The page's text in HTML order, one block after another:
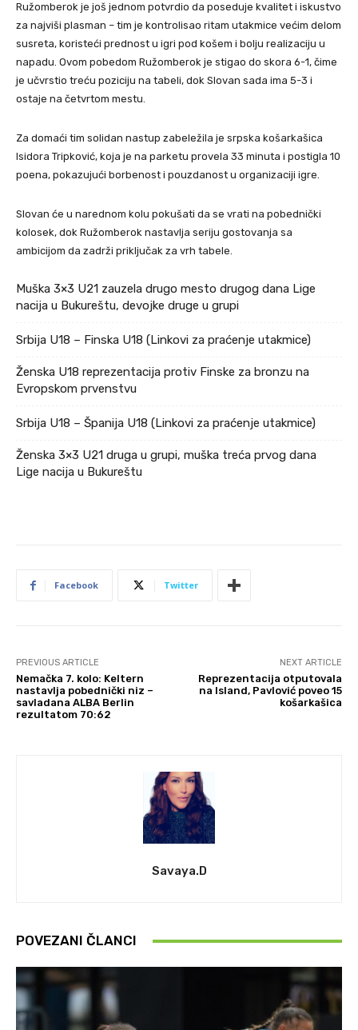
Ružomberok je još jednom potvrdio da poseduje kvalitet i iskustvo
za najviši plasman – tim je kontrolisao ritam utakmice većim delom
susreta, koristeći prednost u igri pod košem i bolju realizaciju u
napadu. Ovom pobedom Ružomberok je stigao do skora 6-1, čime
je učvrstio treću poziciju na tabeli, dok Slovan sada ima 5-3 i
ostaje na četvrtom mestu.
Za domaći tim solidan nastup zabeležila je srpska košarkašica
Isidora Tripković, koja je na parketu provela 33 minuta i postigla 10
poena, pokazujući borbenost i pouzdanost u organizaciji igre.
Slovan će u narednom kolu pokušati da se vrati na pobednički
kolosek, dok Ružomberok nastavlja seriju gostovanja sa
ambicijom da zadrži priključak za vrh tabele.
Muška 3×3 U21 zauzela drugo mesto drugog dana Lige
nacija u Bukureštu, devojke druge u grupi
Srbija U18 – Finska U18 (Linkovi za praćenje utakmice)
Ženska U18 reprezentacija protiv Finske za bronzu na
Evropskom prvenstvu
Srbija U18 – Španija U18 (Linkovi za praćenje utakmice)
Ženska 3×3 U21 druga u grupi, muška treća prvog dana
Lige nacija u Bukureštu
Facebook Twitter
PREVIOUS ARTICLE
Nemačka 7. kolo: Keltern
nastavlja pobednički niz –
savladana ALBA Berlin
rezultatom 70:62
NEXT ARTICLE
Reprezentacija otputovala
na Island, Pavlović poveo 15
košarkašica
Savaya.D
POVEZANI ČLANCI